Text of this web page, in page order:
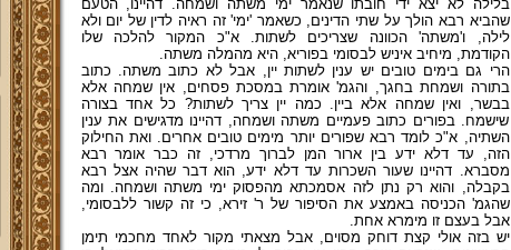
בלילה לא יצא ידי חובתו שנאמר ימי משתה ושמחה. דהיינו, הטעם
שהביא רבא הולך על שתי הדינים, כשאמר 'ימי' זה ראיה לדין של יום ולא
לילה, ו'משתה' הכוונה שצריכים לשתות. א"כ המקור להלכה שלו
הקודמת, מיחיב איניש לבסומי בפוריא, היא מהמלה משתה.
הרי גם בימים טובים יש ענין לשתות יין, אבל לא כתוב משתה. כתוב
בתורה ושמחת בחגך, והגמ' אומרת במסכת פסחים, אין שמחה אלא
בבשר, ואין שמחה אלא ביין. כמה יין צריך לשתות? כל אחד בצורה
שישמח. בפורים כתוב פעמיים משתה ושמחה, דהיינו מדגישים את ענין
השתיה, א"כ לומד רבא שפורים יותר מימים טובים אחרים. ואת החילוק
הזה, עד דלא ידע בין ארור המן לברוך מרדכי, זה כבר אומר רבא
מסברא. דהיינו שעור השכרות עד דלא ידע, הוא דבר שהיה אצל רבא
בקבלה, והוא רק נתן לזה אסמכתא מהפסוק ימי משתה ושמחה. ומה
שהגמ' הכניסה באמצע את הסיפור של ר' זירא, כי זה קשור ללבסומי,
אבל בעצם זו מימרא אחת.
יש בזה אולי קצת דוחק מסוים, אבל מצאתי מקור לאחד מחכמי תימן